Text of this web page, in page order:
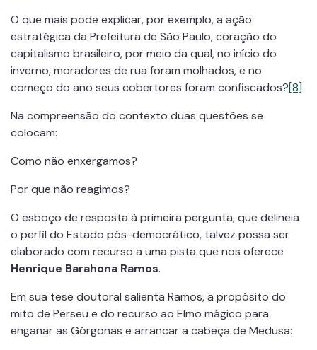
O que mais pode explicar, por exemplo, a ação
estratégica da Prefeitura de São Paulo, coração do
capitalismo brasileiro, por meio da qual, no início do
inverno, moradores de rua foram molhados, e no
começo do ano seus cobertores foram confiscados?[8]
Na compreensão do contexto duas questões se
colocam:
Como não enxergamos?
Por que não reagimos?
O esboço de resposta à primeira pergunta, que delineia
o perfil do Estado pós-democrático, talvez possa ser
elaborado com recurso a uma pista que nos oferece
Henrique Barahona Ramos.
Em sua tese doutoral salienta Ramos, a propósito do
mito de Perseu e do recurso ao Elmo mágico para
enganar as Górgonas e arrancar a cabeça de Medusa: